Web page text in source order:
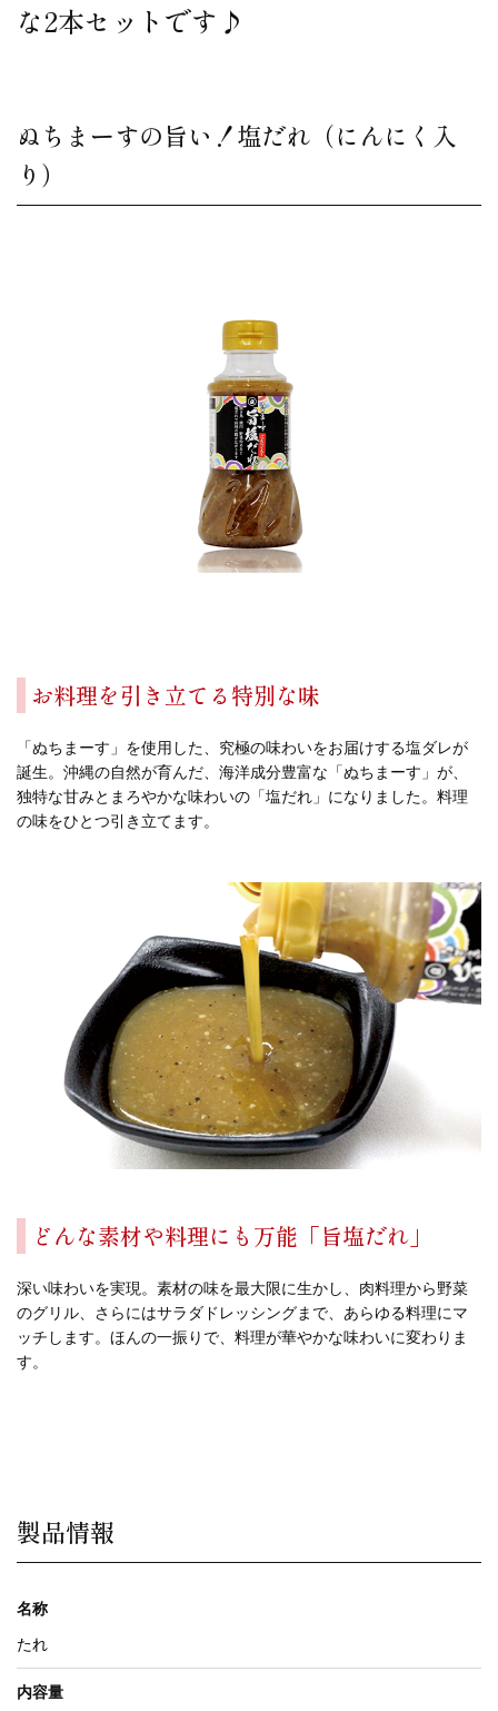
な2本セットです♪
ぬちまーすの旨い！塩だれ（にんにく入
り）
お料理を引き立てる特別な味
「ぬちまーす」を使用した、究極の味わいをお届けする塩ダレが
誕生。沖縄の自然が育んだ、海洋成分豊富な「ぬちまーす」が、
独特な甘みとまろやかな味わいの「塩だれ」になりました。料理
の味をひとつ引き立てます。
どんな素材や料理にも万能「旨塩だれ」
深い味わいを実現。素材の味を最大限に生かし、肉料理から野菜
のグリル、さらにはサラダドレッシングまで、あらゆる料理にマ
ッチします。ほんの一振りで、料理が華やかな味わいに変わりま
す。
製品情報
名称
たれ
内容量